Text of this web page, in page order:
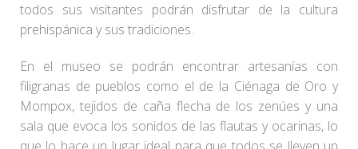
todos sus visitantes podrán disfrutar de la cultura
prehispánica y sus tradiciones.
En el museo se podrán encontrar artesanías con
filigranas de pueblos como el de la Ciénaga de Oro y
Mompox, tejidos de caña flecha de los zenúes y una
sala que evoca los sonidos de las flautas y ocarinas, lo